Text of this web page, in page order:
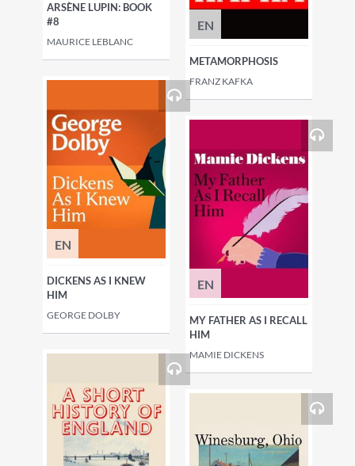
ARSÈNE LUPIN: BOOK
#8
MAURICE LEBLANC
EN
METAMORPHOSIS
FRANZ KAFKA
EN
DICKENS AS I KNEW
HIM
GEORGE DOLBY
EN
MY FATHER AS I RECALL
HIM
MAMIE DICKENS